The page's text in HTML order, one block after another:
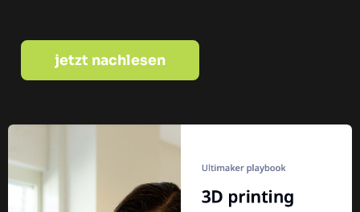
jetzt nachlesen